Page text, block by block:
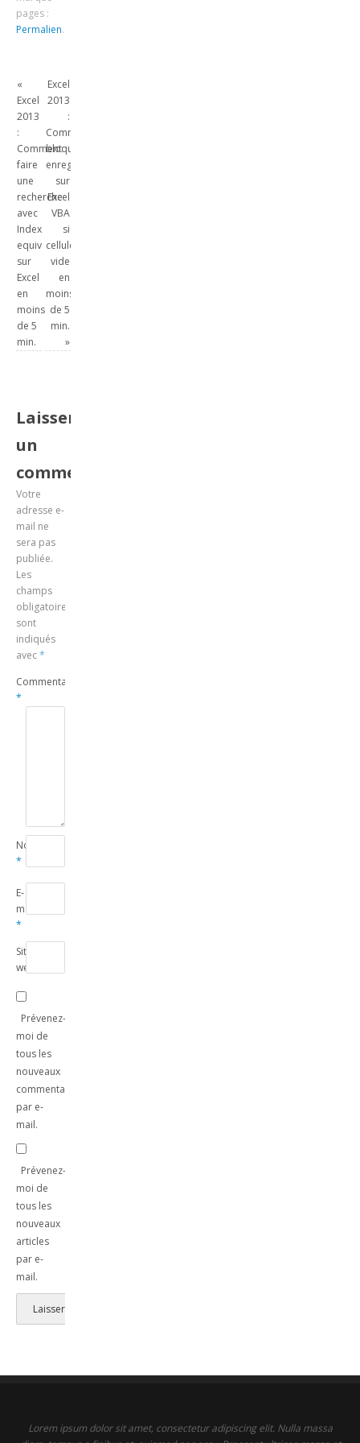
5 min.
pages :
Permalien.
«
Excel
2013
:
Comment
faire
une
recherche
avec
Index
equiv
sur
Excel
en
moins
de 5
min.
Excel
2013
:
Comment
bloquer
enregistrement
sur
Excel
VBA
si
cellule
vide
en
moins
de 5
min.
»
Laisser
un
commentaire
Votre
adresse e-
mail ne
sera pas
publiée.
Les
champs
obligatoires
sont
indiqués
avec*
Commentaire
*
Nom
*
E-
mail
*
Site
web
Prévenez-
moi de
tous les
nouveaux
commentaires
par e-
mail.
Prévenez-
moi de
tous les
nouveaux
articles
par e-
mail.
Lorem ipsum dolor sit amet, consectetur adipiscing elit. Nulla massa